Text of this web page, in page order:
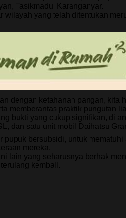
Tasikmadu, Karanganyar.
yang telah ditentukan
dengan ketahanan pangan, kita
memberantas praktik pungutan
bukti yang cukup signifikan, di
dan satu unit mobil Daihatsu
bersubsidi, untuk
mereka.
yang seharusnya berhak
kembali.